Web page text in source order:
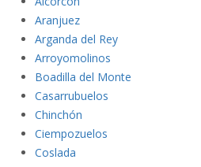
Aranjuez
Arganda del Rey
Arroyomolinos
Boadilla del Monte
Casarrubuelos
Chinchón
Ciempozuelos
Coslada